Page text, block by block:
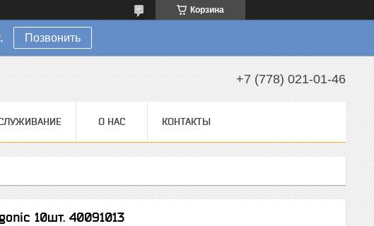
Корзина
Позвонить
+7 (778) 021-01-46
О НАС КОНТАКТЫ
10шт. 40091013